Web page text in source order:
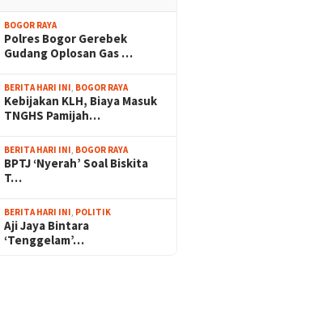
BOGOR RAYA
Polres Bogor Gerebek
Gudang Oplosan Gas …
BERITA HARI INI, BOGOR RAYA
Kebijakan KLH, Biaya Masuk
TNGHS Pamijah…
BERITA HARI INI, BOGOR RAYA
BPTJ ‘Nyerah’ Soal Biskita
T…
BERITA HARI INI, POLITIK
Aji Jaya Bintara
‘Tenggelam’…